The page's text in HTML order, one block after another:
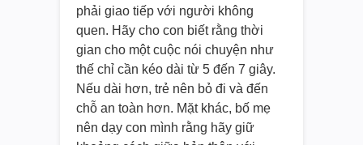
phải giao tiếp với người không
quen. Hãy cho con biết rằng thời
gian cho một cuộc nói chuyện như
thế chỉ cần kéo dài từ 5 đến 7 giây.
Nếu dài hơn, trẻ nên bỏ đi và đến
chỗ an toàn hơn. Mặt khác, bố mẹ
nên dạy con mình rằng hãy giữ